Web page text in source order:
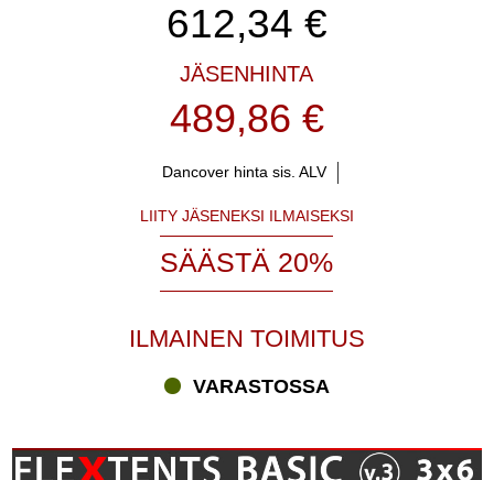
612,34 €
JÄSENHINTA
489,86 €
Dancover hinta sis. ALV
LIITY JÄSENEKSI ILMAISEKSI
SÄÄSTÄ 20%
ILMAINEN TOIMITUS
VARASTOSSA